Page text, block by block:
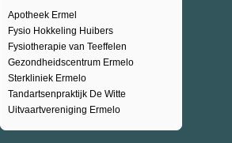
Apotheek Ermel
Fysio Hokkeling Huibers
Fysiotherapie van Teeffelen
Gezondheidscentrum Ermelo
Sterkliniek Ermelo
Tandartsenpraktijk De Witte
Uitvaartvereniging Ermelo